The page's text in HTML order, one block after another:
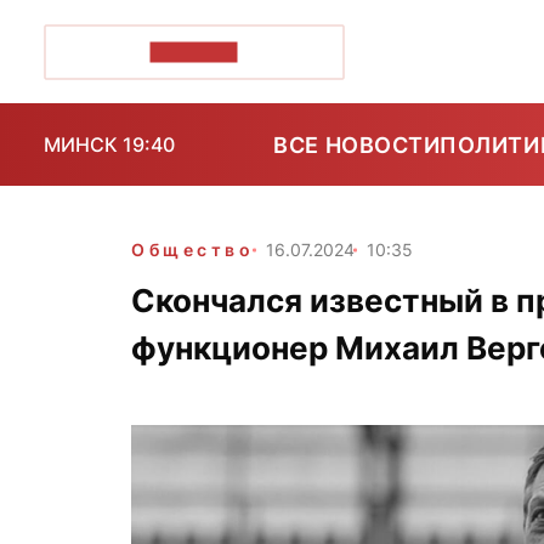
МИНСК 19:40 ВСЕ НОВОСТИ
Общество 16.07.2024 10:35
Скончался известный в
функционер Михаил